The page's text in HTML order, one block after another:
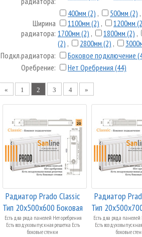
Ширина
радиатора:
400мм (2) , 500мм (2) ,
1100мм (2) , 1200мм
1700мм (2) , 1800мм (2) ,
(2) , 2800мм (2) ,
Подкл.радиатора:
Боковое подключение
Оребрение:
Нет Оребрения (44)
« 1 2 3 4 »
Радиатор Prado Classic
Тип 20x500x600 Боковая
п...
Есть два ряда панелей Нет оребрения
Есть воздуховыпускная решетка Есть
боковые стенки
Радиатор
Тип
п...
Есть два ряда панелей
Есть
боковые